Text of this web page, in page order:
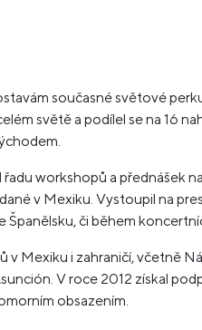
současné světové
světě a podílel se na 16
workshopů a přednášek
v Mexiku. Vystoupil na
či během
v Mexiku i zahraničí, včetně
V roce 2012 získal
obsazením.